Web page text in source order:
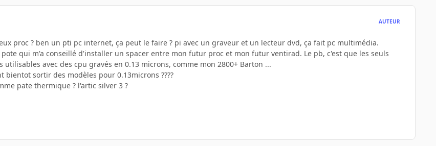
AUTEUR
proc ? ben un pti pc internet, ça peut le faire ? pi avec un graveur et un lecteur dvd, ça fait pc multimédia.
qui m'a conseillé d'installer un spacer entre mon futur proc et mon futur ventirad. Le pb, c'est que les seuls
utilisables avec des cpu gravés en 0.13 microns, comme mon 2800+ Barton ...
bientot sortir des modèles pour 0.13microns ????
pate thermique ? l'artic silver 3 ?